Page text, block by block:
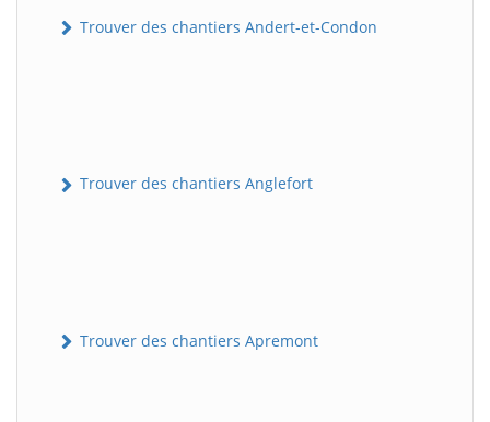
Trouver des chantiers Andert-et-Condon
Trouver des chantiers Anglefort
Trouver des chantiers Apremont